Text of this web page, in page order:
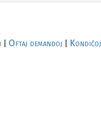
Oftaj demandoj Kondiĉoj